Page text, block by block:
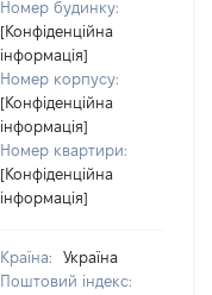
Номер будинку:
[Конфіденційна
інформація]
Номер корпусу:
[Конфіденційна
інформація]
Номер квартири:
[Конфіденційна
інформація]
Країна:
Україна
Поштовий індекс: